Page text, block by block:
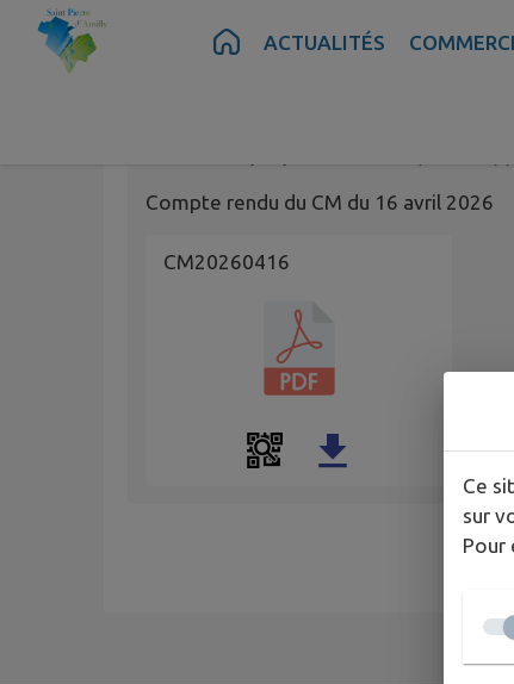
Contenu Recherche Pied de page
ACTUALITÉS
Compte Rendu
Compte rendu du CM du 16 avril 2026
CM20260416
Ce
sur
Pour